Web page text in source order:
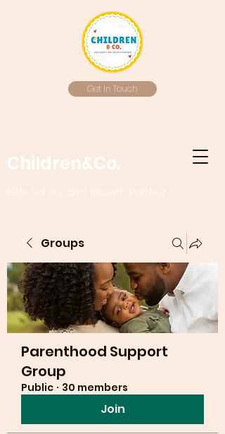
Get In Touch
Children&Co.
Kids Safety and Growth Partner
Groups
Parenthood Support
Group
Public · 30 members
Join